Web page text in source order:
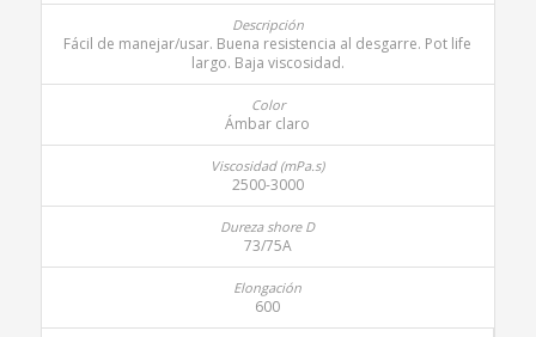
Fácil de manejar/usar. Buena resistencia al desgarre. Pot life
largo. Baja viscosidad.
Ámbar claro
2500-3000
73/75A
600